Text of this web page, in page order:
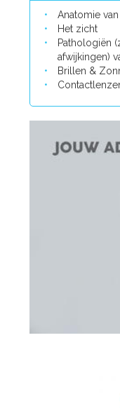
Anatomie
Het zicht
Pathologiën
afwijkingen)
Brillen &